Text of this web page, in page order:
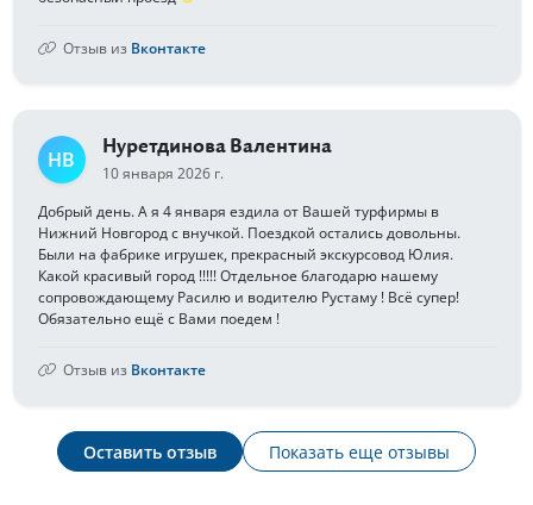
Отзыв из Вконтакте
НВ
Нуретдинова Валентина
10 января 2026 г.
Добрый день. А я 4 января ездила от Вашей турфирмы в
Нижний Новгород с внучкой. Поездкой остались довольны.
Были на фабрике игрушек, прекрасный экскурсовод Юлия.
Какой красивый город !!!!! Отдельное благодарю нашему
сопровождающему Расилю и водителю Рустаму ! Всё супер!
Обязательно ещё с Вами поедем !
Отзыв из Вконтакте
Оставить отзыв Показать еще отзывы